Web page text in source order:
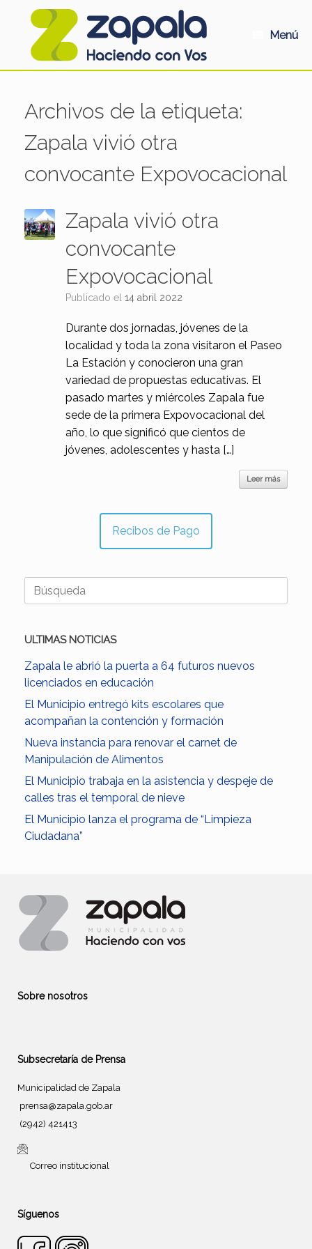
Menú
Archivos de la etiqueta:
Zapala vivió otra
convocante Expovocacional
Zapala vivió otra
convocante
Expovocacional
Publicado el 14 abril 2022
Durante dos jornadas, jóvenes de la
localidad y toda la zona visitaron el Paseo
La Estación y conocieron una gran
variedad de propuestas educativas. El
pasado martes y miércoles Zapala fue
sede de la primera Expovocacional del
año, lo que significó que cientos de
jóvenes, adolescentes y hasta […]
Leer más
Recibos de Pago
Buscar:
ULTIMAS NOTICIAS
Zapala le abrió la puerta a 64 futuros nuevos
licenciados en educación
El Municipio entregó kits escolares que
acompañan la contención y formación
Nueva instancia para renovar el carnet de
Manipulación de Alimentos
El Municipio trabaja en la asistencia y despeje de
calles tras el temporal de nieve
El Municipio lanza el programa de “Limpieza
Ciudadana”
Sobre nosotros
Subsecretaría de Prensa
Municipalidad de Zapala
prensa@zapala.gob.ar
(2942) 421413
Correo institucional
Síguenos